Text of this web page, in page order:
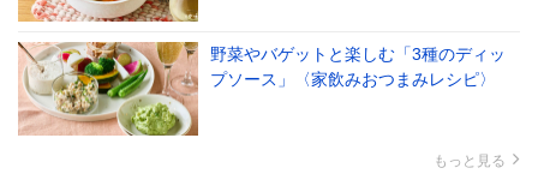
野菜やバゲットと楽しむ「3種のディッ
プソース」〈家飲みおつまみレシピ〉
もっと見る